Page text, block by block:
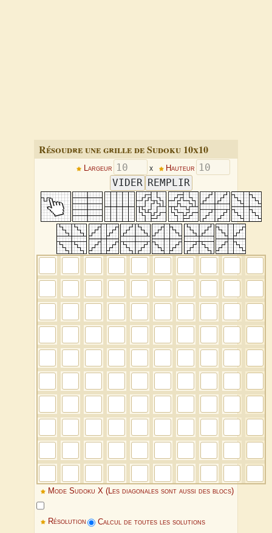
Résoudre une grille de Sudoku 10x10
Largeur x Hauteur
Mode Sudoku X (Les diagonales sont aussi des blocs)
Résolution
Calcul de toutes les solutions